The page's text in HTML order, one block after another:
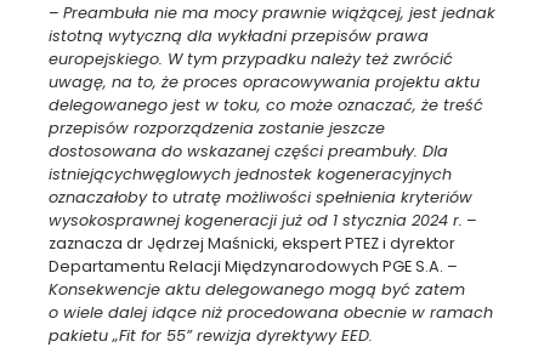
– Preambuła nie ma mocy prawnie wiążącej, jest jednak
istotną wytyczną dla wykładni przepisów prawa
europejskiego. W tym przypadku należy też zwrócić
uwagę, na to, że proces opracowywania projektu aktu
delegowanego jest w toku, co może oznaczać, że treść
przepisów rozporządzenia zostanie jeszcze
dostosowana do wskazanej części preambuły. Dla
istniejącychwęglowych jednostek kogeneracyjnych
oznaczałoby to utratę możliwości spełnienia kryteriów
wysokosprawnej kogeneracji już od 1 stycznia 2024 r. –
zaznacza dr Jędrzej Maśnicki, ekspert PTEZ i dyrektor
Departamentu Relacji Międzynarodowych PGE S.A. –
Konsekwencje aktu delegowanego mogą być zatem
o wiele dalej idące niż procedowana obecnie w ramach
pakietu „Fit for 55” rewizja dyrektywy EED.